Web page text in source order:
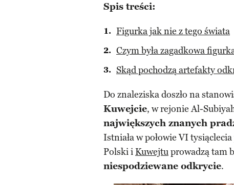
Spis treści:
Figurka jak nie z tego świata
Czym była zagadkowa
Skąd pochodzą artefakty
Do znaleziska doszło na
Kuwejcie, w rejonie Al-
największych znanych
Istniała w połowie VI
Polski i Kuwejtuprowadzą tam
niespodziewane odkrycie.